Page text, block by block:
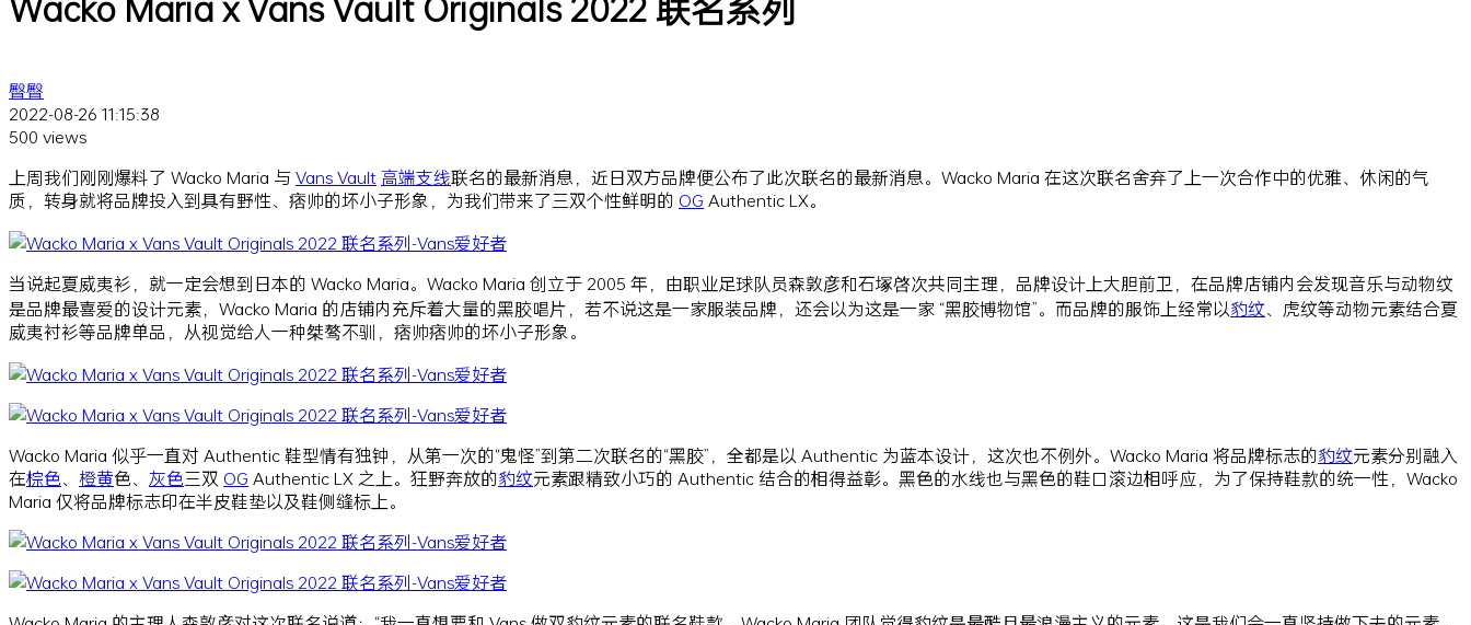
臀臀
2022-08-26 11:15:38
500 views
上周我们刚刚爆料了 Wacko Maria 与 Vans Vault 高端支线联名的最新消息，近日双方品牌便公布了此次联名的最新消息。Wacko Maria 在这次联名舍弃了上一次合作中的优雅、休闲的气
质，转身就将品牌投入到具有野性、痞帅的坏小子形象，为我们带来了三双个性鲜明的 OG Authentic LX。
当说起夏威夷衫，就一定会想到日本的 Wacko Maria。Wacko Maria 创立于 2005 年，由职业足球队员森敦彦和石塚啓次共同主理，品牌设计上大胆前卫，在品牌店铺内会发现音乐与动物纹
是品牌最喜爱的设计元素，Wacko Maria 的店铺内充斥着大量的黑胶唱片，若不说这是一家服装品牌，还会以为这是一家 “黑胶博物馆”。而品牌的服饰上经常以豹纹、虎纹等动物元素结合夏
威夷衬衫等品牌单品，从视觉给人一种桀骜不驯，痞帅痞帅的坏小子形象。
Wacko Maria 似乎一直对 Authentic 鞋型情有独钟，从第一次的“鬼怪”到第二次联名的“黑胶”，全都是以 Authentic 为蓝本设计，这次也不例外。Wacko Maria 将品牌标志的豹纹元素分别融入
在棕色、 橙黄色、 灰色三双 OG Authentic LX 之上。狂野奔放的豹纹元素跟精致小巧的 Authentic 结合的相得益彰。黑色的水线也与黑色的鞋口滚边相呼应，为了保持鞋款的统一性，Wacko
Maria 仅将品牌标志印在半皮鞋垫以及鞋侧缝标上。